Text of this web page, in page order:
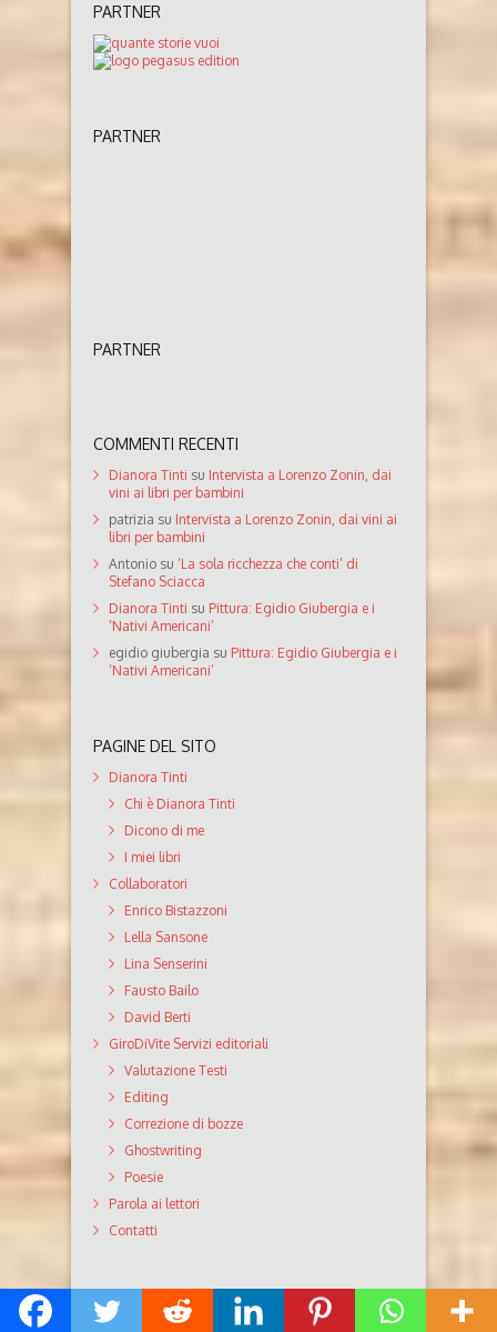
PARTNER
PARTNER
PARTNER
COMMENTI RECENTI
Dianora Tinti su Intervista a Lorenzo Zonin, dai
vini ai libri per bambini
patrizia su Intervista a Lorenzo Zonin, dai vini ai
libri per bambini
Antonio su ‘La sola ricchezza che conti’ di
Stefano Sciacca
Dianora Tinti su Pittura: Egidio Giubergia e i
‘Nativi Americani’
egidio giubergia su Pittura: Egidio Giubergia e i
‘Nativi Americani’
PAGINE DEL SITO
Dianora Tinti
Chi è Dianora Tinti
Dicono di me
I miei libri
Collaboratori
Enrico Bistazzoni
Lella Sansone
Lina Senserini
Fausto Bailo
David Berti
GiroDiVite Servizi editoriali
Valutazione Testi
Editing
Correzione di bozze
Ghostwriting
Poesie
Parola ai lettori
Contatti
Dianora Tinti Magliano in Toscana strada comunale
della Marsiliana 111 c.f. TNT DNR 60H44 E202K info (at)